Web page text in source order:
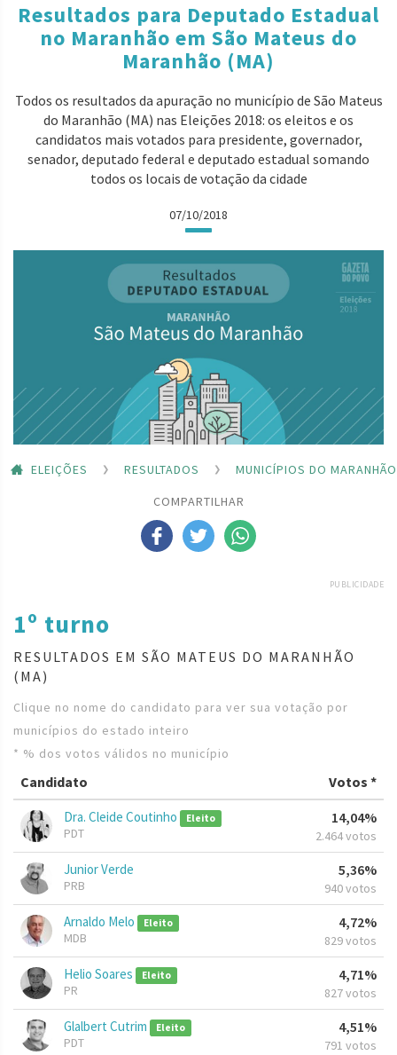
Resultados para Deputado Estadual
no Maranhão em São Mateus do
Maranhão (MA)
Todos os resultados da apuração no município de São Mateus
do Maranhão (MA) nas Eleições 2018: os eleitos e os
candidatos mais votados para presidente, governador,
senador, deputado federal e deputado estadual somando
todos os locais de votação da cidade
07/10/2018
ELEIÇÕES RESULTADOS
MUNICÍPIOS DO MARANHÃO
COMPARTILHAR
PUBLICIDADE
1º turno
RESULTADOS EM SÃO MATEUS DO MARANHÃO
(MA)
Clique no nome do candidato para ver sua votação por
municípios do estado inteiro
* % dos votos válidos no município
Candidato Votos *
Dra. Cleide Coutinho Eleito
PDT
14,04%
2.464 votos
Junior Verde
PRB
5,36%
940 votos
Arnaldo Melo Eleito
MDB
4,72%
829 votos
Helio Soares Eleito
PR
4,71%
827 votos
Glalbert Cutrim Eleito
PDT
4,51%
791 votos